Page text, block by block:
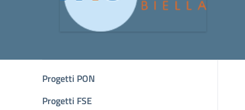
Progetti PON
Progetti FSE